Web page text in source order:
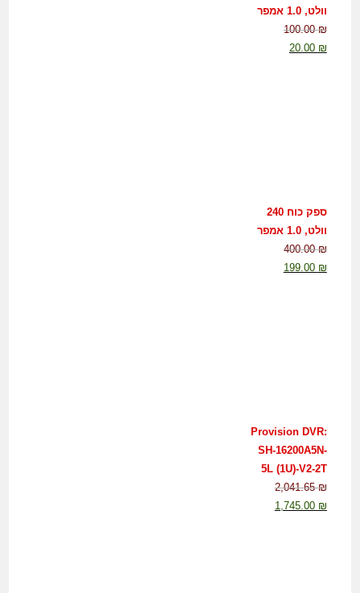
וולט, 1.0 אמפר
100.00₪
20.00 ₪
ספק כוח 240
וולט, 1.0 אמפר
400.00₪
199.00 ₪
Provision DVR:
SH-16200A5N-
5L (1U)-V2-2T
2,041.65₪
1,745.00 ₪